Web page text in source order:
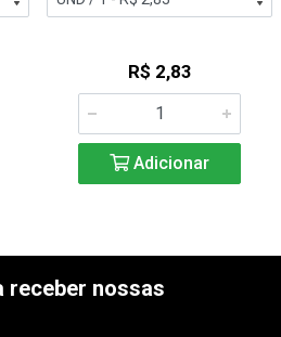
R$ 2,83
Adicionar
receber nossas